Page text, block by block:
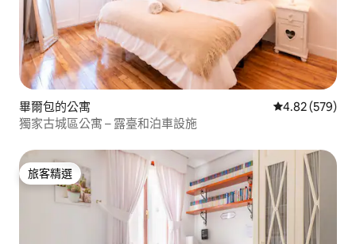
畢爾包的公寓 從 579 則評價
4.82 (579)
獨家古城區公寓 – 露臺和泊車設施
旅客精選
旅客精選